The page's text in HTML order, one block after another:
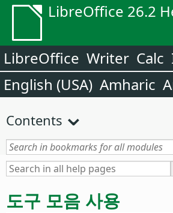
LibreOffice 26.2
LibreOffice Writer Calc
English (USA) Amharic
Contents
도구 모음 사용